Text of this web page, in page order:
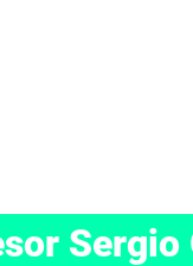
Sergio